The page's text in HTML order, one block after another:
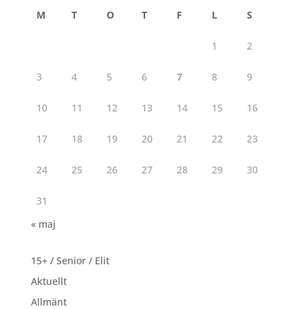
M T O T F L S
1 2
3 4 5 6 7 8 9
10 11 12 13 14 15 16
17 18 19 20 21 22 23
24 25 26 27 28 29 30
31
« maj
15+ / Senior / Elit
Aktuellt
Allmänt